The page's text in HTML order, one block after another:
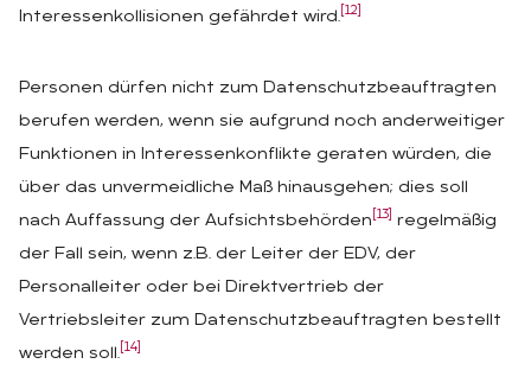
Interessenkollisionen gefährdet wird. [12]
Personen dürfen nicht zum Datenschutzbeauftragten
berufen werden, wenn sie aufgrund noch anderweitiger
Funktionen in Interessenkonflikte geraten würden, die
über das unvermeidliche Maß hinausgehen; dies soll
nach Auffassung der Aufsichtsbehörden [13]
regelmäßig
der Fall sein, wenn z.B. der Leiter der EDV, der
Personalleiter oder bei Direktvertrieb der
Vertriebsleiter zum Datenschutzbeauftragten bestellt
werden soll. [14]